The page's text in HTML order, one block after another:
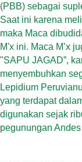
(PBB) sebagai
Saat ini karena
maka Maca
M'x ini. Maca M’x
"SAPU JAGAD”,
menyembuhkan
Lepidium
yang terdapat
digunakan sejak
pegunungan